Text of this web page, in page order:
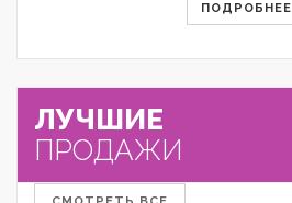
ПОДРОБНЕЕ
ЛУЧШИЕ
ПРОДАЖИ